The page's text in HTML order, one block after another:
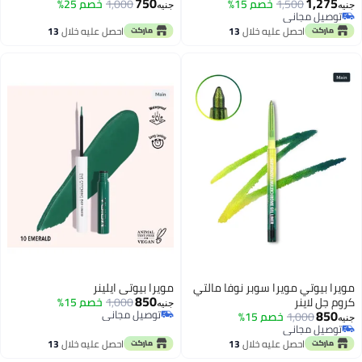
جنيه
توصيل مجاني
توصيل مجانياحصل عليه خلال13
جنيه
احصل عليه خلال13
مويرا بيوتي مويرا سوبر نوفا مالتي
كروم جل لاينر
جنيه850
1,000خصم 15%
توصيل مجاني
توصيل مجانياحصل عليه خلال13
مويرا بيوتي ايلينر
جنيه850
1,000خصم 15%
توصيل مجاني
توصيل مجاني
احصل عليه خلال13